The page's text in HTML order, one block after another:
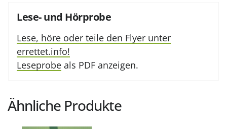
Lese- und Hörprobe
Lese, höre oder teile den Flyer unter
errettet.info!
Leseprobe als PDF anzeigen.
Ähnliche Produkte